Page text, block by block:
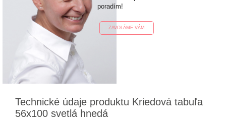
poradím!
ZAVOLÁME VÁM
Technické údaje produktu Kriedová tabuľa
56x100 svetlá hnedá